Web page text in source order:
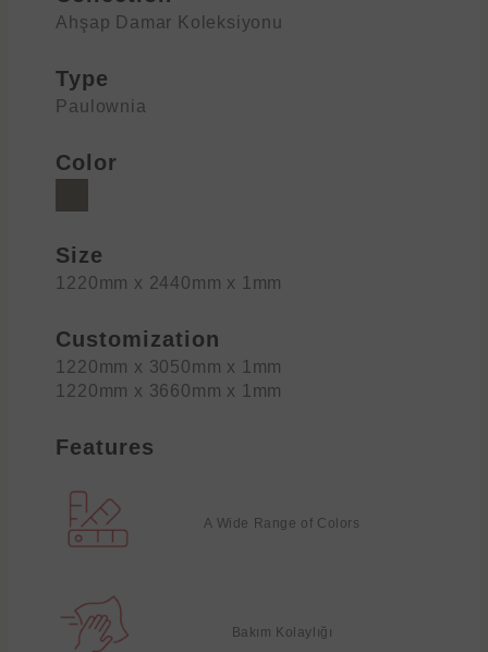
Ahşap Damar Koleksiyonu
Type
Paulownia
Color
Size
1220mm x 2440mm x 1mm
Customization
1220mm x 3050mm x 1mm
1220mm x 3660mm x 1mm
Features
A Wide Range of Colors
Bakım Kolaylığı